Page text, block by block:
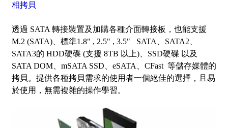
相拷貝
透過 SATA 轉接裝置及加購各種介面轉接板，也能支援
M.2 (SATA)、標準1.8" , 2.5" , 3.5" SATA、SATA2、
SATA3的 HDD硬碟 (支援 8TB 以上)、SSD硬碟 以及
SATA DOM、mSATA SSD、eSATA、CFast 等儲存媒體的
拷貝。提供各種拷貝需求的使用者一個絕佳的選擇，且易
於使用，無需複雜的操作學習。